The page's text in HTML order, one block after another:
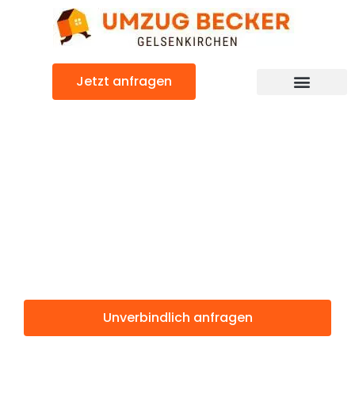
Jetzt anfragen
Unverbindlich anfragen